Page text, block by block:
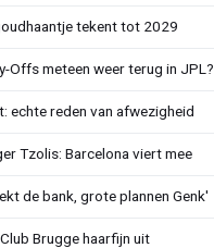
tekent tot 2029
Offs meteen weer terug in JPL?
echte reden van afwezigheid
Tzolis: Barcelona viert mee
de bank, grote plannen Genk'
Brugge haarfijn uit